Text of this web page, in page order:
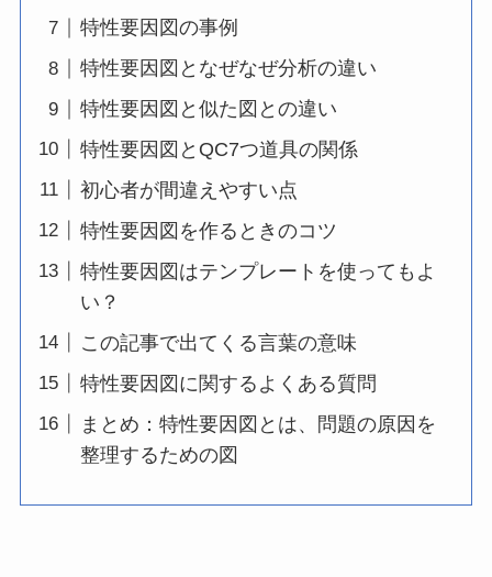
特性要因図の事例
特性要因図となぜなぜ分析の違い
特性要因図と似た図との違い
特性要因図とQC7つ道具の関係
初心者が間違えやすい点
特性要因図を作るときのコツ
特性要因図はテンプレートを使ってもよ
い？
この記事で出てくる言葉の意味
特性要因図に関するよくある質問
まとめ：特性要因図とは、問題の原因を
整理するための図